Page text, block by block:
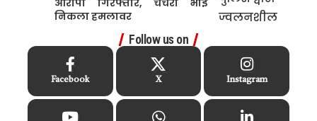
आरोपी गिरफ्तार, चचेरा भाई
निकला हमलावर
Follow us on
Facebook X Instagram